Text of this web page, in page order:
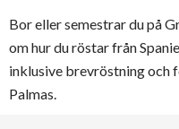
Bor eller semestrar du på
om hur du röstar från
inklusive brevröstning och
Palmas.